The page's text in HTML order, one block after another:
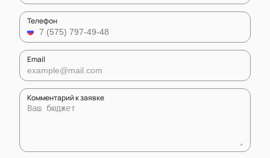
Телефон
Email
Комментарий к заявке